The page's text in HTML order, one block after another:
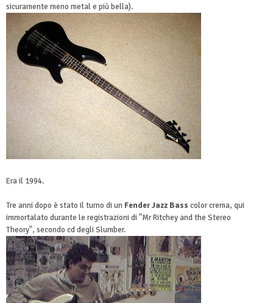
sicuramente meno metal e più bella).
Era il 1994.
Tre anni dopo è stato il turno di un Fender Jazz Bass color crema, qui
immortalato durante le registrazioni di "Mr Ritchey and the Stereo
Theory", secondo cd degli Slumber.